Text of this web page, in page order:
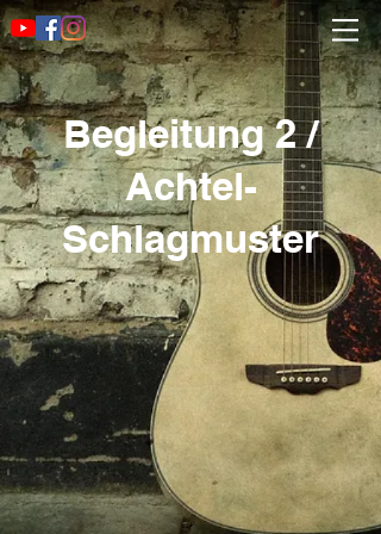
Begleitung 2 /
Achtel-
Schlagmuster